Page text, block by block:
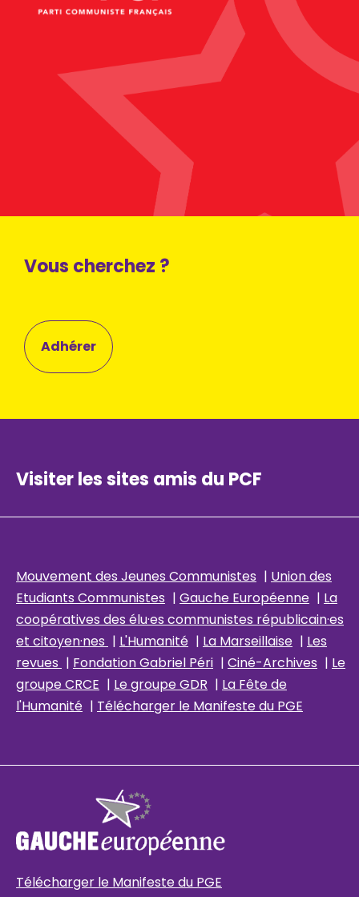
Vous cherchez ?
Adhérer
Visiter les sites amis du PCF
Mouvement des Jeunes Communistes | Union des
Etudiants Communistes | Gauche Européenne | La
coopératives des élu·es communistes républicain·es
et citoyen·nes | L'Humanité | La Marseillaise | Les
revues | Fondation Gabriel Péri | Ciné-Archives | Le
groupe CRCE | Le groupe GDR | La Fête de
l'Humanité | Télécharger le Manifeste du PGE
Télécharger le Manifeste du PGE